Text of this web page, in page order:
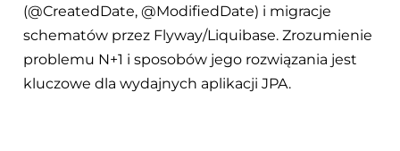
(@CreatedDate, @ModifiedDate) i migracje
schematów przez Flyway/Liquibase. Zrozumienie
problemu N+1 i sposobów jego rozwiązania jest
kluczowe dla wydajnych aplikacji JPA.